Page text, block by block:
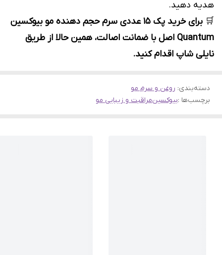
هدیه دهید.
🛒
برای خرید پک ۱۵ عددی سرم حجم دهنده مو بیوکسین
Quantum اصل با ضمانت اصالت، همین حالا از طریق
نایلی شاپ اقدام کنید.
دسته‌بندی: روغن و سرم مو
برچسب‌ها :بیوکسینمراقبت و زیبایی مو